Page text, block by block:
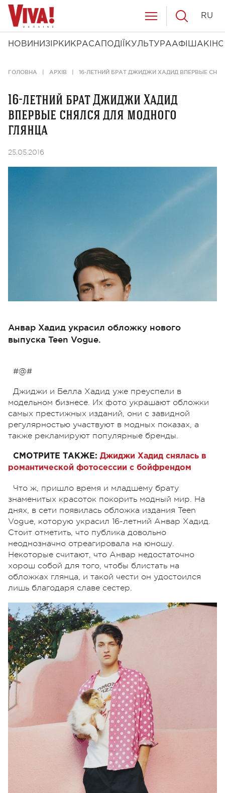
НОВИНИ ЗІРКИ КРАСА ПОДІЇ КУЛЬТУРААФІША КІНО
RU
ГОЛОВНА АРХІВ 16-ЛЕТНИЙ БРАТ ДЖИДЖИ ХАДИД ВПЕРВЫЕ
16-летний брат Джиджи Хадид
впервые снялся для модного
глянца
25.05.2016
Анвар Хадид украсил обложку нового
выпуска Teen Vogue.
#@#
Джиджи и Белла Хадид уже преуспели в
модельном бизнесе. Их фото украшают обложки
самых престижных изданий, они с завидной
регулярностью участвуют в модных показах, а
также рекламируют популярные бренды.
СМОТРИТЕ ТАКЖЕ: Джиджи Хадид снялась в
романтической фотосессии с бойфрендом
Что ж, пришло время и младшему брату
знаменитых красоток покорить модный мир. На
днях, в сети появилась обложка издания Teen
Vogue, которую украсил 16-летний Анвар Хадид.
Стоит отметить, что публика довольно
неоднозначно отреагировала на юношу.
Некоторые считают, что Анвар недостаточно
хорош собой для того, чтобы блистать на
обложках глянца, и такой чести он удостоился
лишь благодаря славе сестер.